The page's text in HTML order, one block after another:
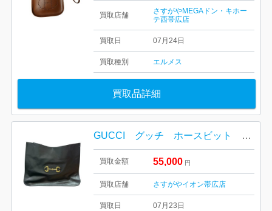
買取店舗
さすがやMEGAドン・キホー
テ西帯広店
買取日 07月24日
買取種別 エルメス
買取品詳細
GUCCI グッチ ホースビット 1995 トートバッグ
買取金額 55,000 円
買取店舗 さすがやイオン帯広店
買取日 07月23日